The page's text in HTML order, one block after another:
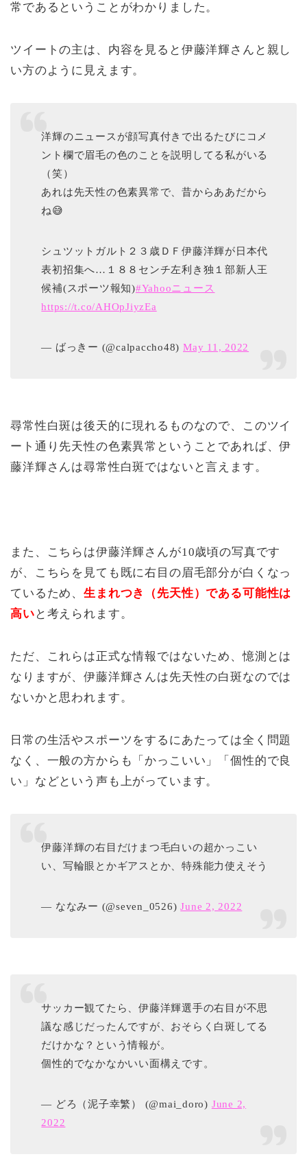
常であるということがわかりました。
ツイートの主は、内容を見ると伊藤洋輝さんと親し
い方のように見えます。
洋輝のニュースが顔写真付きで出るたびにコメ
ント欄で眉毛の色のことを説明してる私がいる
（笑）
あれは先天性の色素異常で、昔からああだから
ね😅
シュツットガルト２３歳ＤＦ伊藤洋輝が日本代
表初招集へ…１８８センチ左利き独１部新人王
候補(スポーツ報知)#Yahooニュース
https://t.co/AHOpJiyzEa
— ばっきー (@calpaccho48) May 11, 2022
尋常性白斑は後天的に現れるものなので、このツイ
ート通り先天性の色素異常ということであれば、伊
藤洋輝さんは尋常性白斑ではないと言えます。
また、こちらは伊藤洋輝さんが10歳頃の写真です
が、こちらを見ても既に右目の眉毛部分が白くなっ
ているため、生まれつき（先天性）である可能性は
高い と考えられます。
ただ、これらは正式な情報ではないため、憶測とは
なりますが、伊藤洋輝さんは先天性の白斑なのでは
ないかと思われます。
日常の生活やスポーツをするにあたっては全く問題
なく、一般の方からも「かっこいい」「個性的で良
い」などという声も上がっています。
伊藤洋輝の右目だけまつ毛白いの超かっこい
い、写輪眼とかギアスとか、特殊能力使えそう
— ななみー (@seven_0526)June 2, 2022
サッカー観てたら、伊藤洋輝選手の右目が不思
議な感じだったんですが、おそらく白斑してる
だけかな？という情報が。
個性的でなかなかいい面構えです。
— どろ（泥子幸繁） (@mai_doro) June 2,
2022